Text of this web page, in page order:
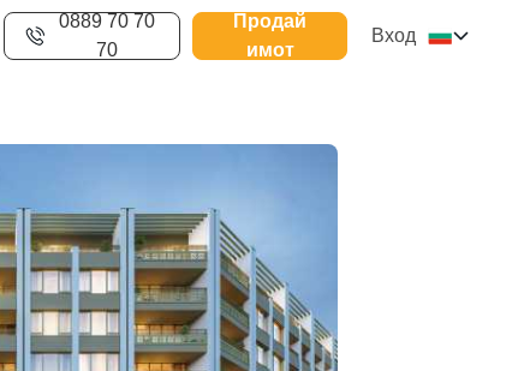
0889 70 70
70
Продай
имот
Вход